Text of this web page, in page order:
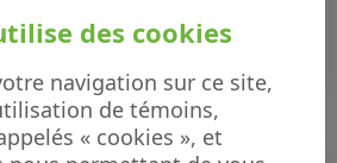
des cookies
navigation sur ce site,
de témoins,
« cookies », et